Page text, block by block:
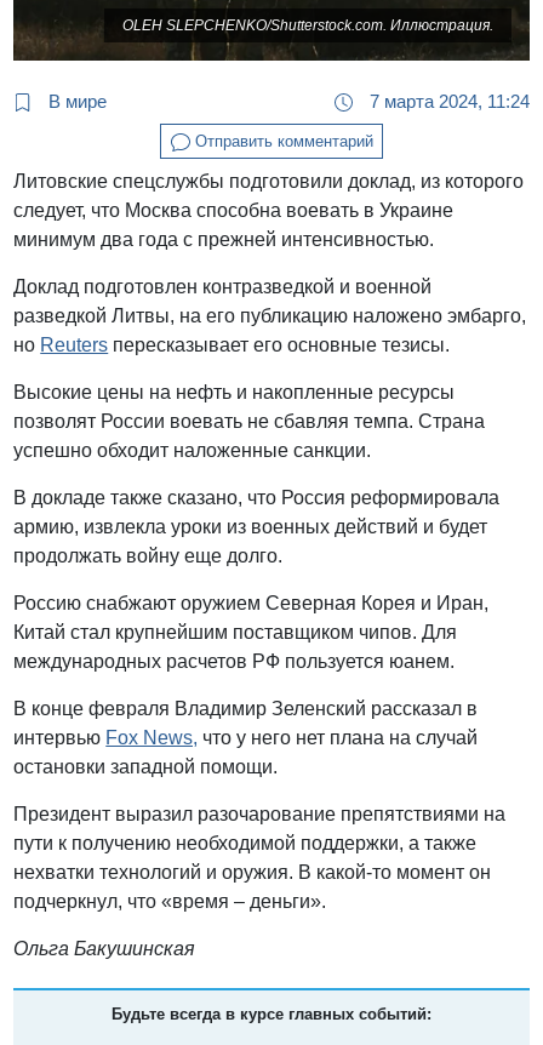
OLEH SLEPCHENKO/Shutterstock.com. Иллюстрация.
В мире 7 марта 2024, 11:24
Отправить комментарий
Литовские спецслужбы подготовили доклад, из которого
следует, что Москва способна воевать в Украине
минимум два года с прежней интенсивностью.
Доклад подготовлен контразведкой и военной
разведкой Литвы, на его публикацию наложено эмбарго,
но Reuters пересказывает его основные тезисы.
Высокие цены на нефть и накопленные ресурсы
позволят России воевать не сбавляя темпа. Страна
успешно обходит наложенные санкции.
В докладе также сказано, что Россия реформировала
армию, извлекла уроки из военных действий и будет
продолжать войну еще долго.
Россию снабжают оружием Северная Корея и Иран,
Китай стал крупнейшим поставщиком чипов. Для
международных расчетов РФ пользуется юанем.
В конце февраля Владимир Зеленский рассказал в
интервью Fox News, что у него нет плана на случай
остановки западной помощи.
Президент выразил разочарование препятствиями на
пути к получению необходимой поддержки, а также
нехватки технологий и оружия. В какой-то момент он
подчеркнул, что «время – деньги».
Ольга Бакушинская
Будьте всегда в курсе главных событий: